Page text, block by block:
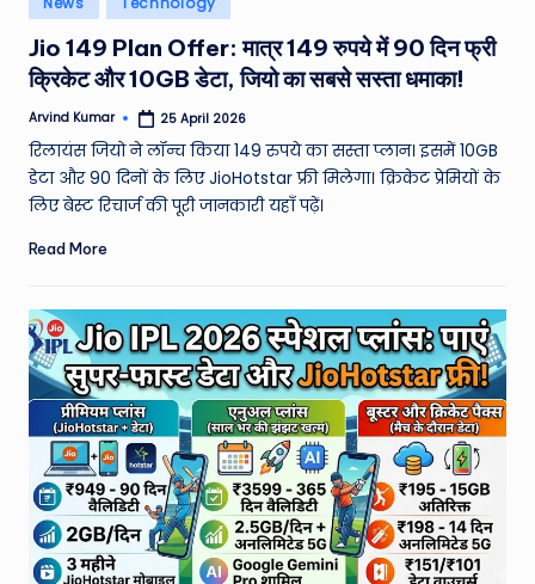
e
a
t
h
er
,
T
c
h
&
M
o
vi
e
in
Jio 149 Plan Offer: मात्र 149 रुपये में 90 दिन फ्री
क्रिकेट और 10GB डेटा, जियो का सबसे सस्ता धमाका!
Posted
by
Arvind Kumar 25 April 2026
रिलायंस जियो ने लॉन्च किया 149 रुपये का सस्ता प्लान। इसमें 10GB
डेटा और 90 दिनों के लिए JioHotstar फ्री मिलेगा। क्रिकेट प्रेमियों के
लिए बेस्ट रिचार्ज की पूरी जानकारी यहाँ पढ़ें।
Read More